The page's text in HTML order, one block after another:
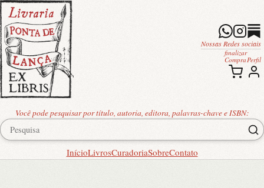
Você pode pesquisar por título, autoria, editora, palavras-chave e ISBN:
InícioLivrosCuradoriaSobreContato
Nossas Redes sociais
finalizar
Compra Perfil